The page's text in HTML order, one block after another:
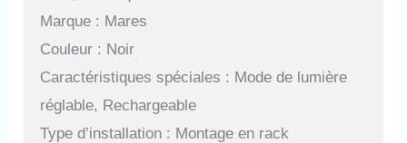
Marque : Mares
Couleur : Noir
Caractéristiques spéciales : Mode de lumière
réglable, Rechargeable
Type d’installation : Montage en rack